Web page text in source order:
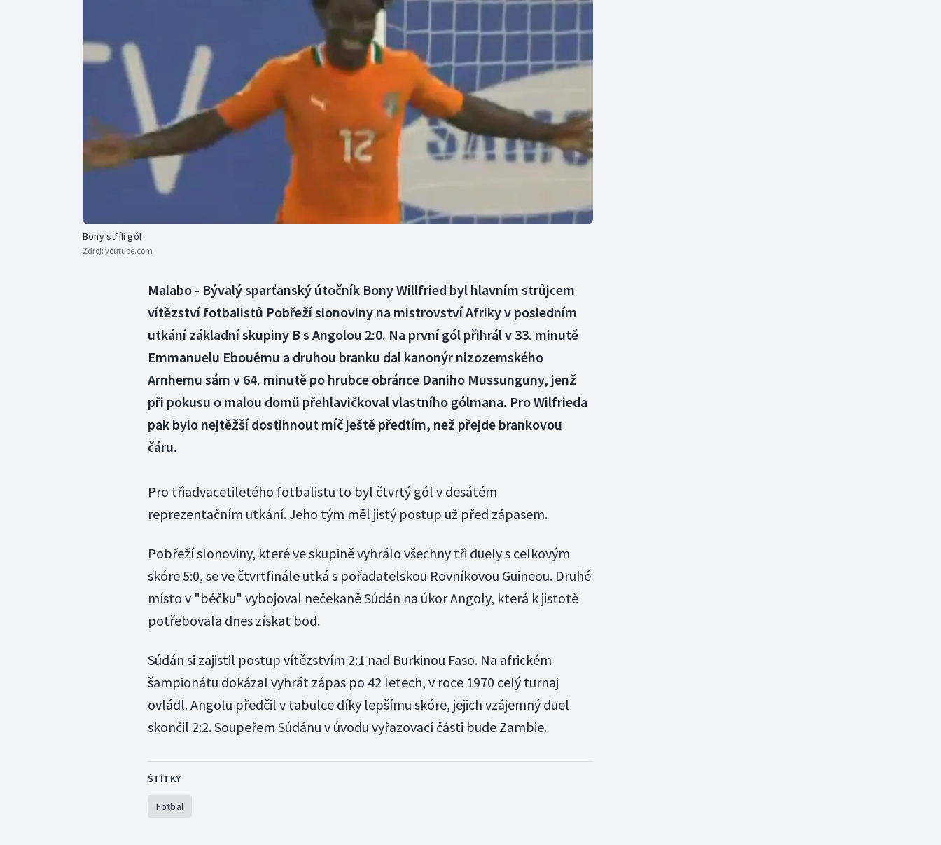
Florbal
Futsal
Golf
Moderní pětiboj
Motorsport
Olympijské hry
Parasport
Plavání
Triatlon
Veslování
Vodní slalom
Ostatní
Bony střílí gól
Zdroj: youtube.com
Malabo - Bývalý sparťanský útočník Bony Willfried byl hlavním strůjcem
vítězství fotbalistů Pobřeží slonoviny na mistrovství Afriky v posledním
utkání základní skupiny B s Angolou 2:0. Na první gól přihrál v 33. minutě
Emmanuelu Ebouému a druhou branku dal kanonýr nizozemského
Arnhemu sám v 64. minutě po hrubce obránce Daniho Mussunguny, jenž
při pokusu o malou domů přehlavičkoval vlastního gólmana. Pro Wilfrieda
pak bylo nejtěžší dostihnout míč ještě předtím, než přejde brankovou
čáru.
Pro třiadvacetiletého fotbalistu to byl čtvrtý gól v desátém
reprezentačním utkání. Jeho tým měl jistý postup už před zápasem.
Pobřeží slonoviny, které ve skupině vyhrálo všechny tři duely s celkovým
skóre 5:0, se ve čtvrtfinále utká s pořadatelskou Rovníkovou Guineou. Druhé
místo v "béčku" vybojoval nečekaně Súdán na úkor Angoly, která k jistotě
potřebovala dnes získat bod.
Súdán si zajistil postup vítězstvím 2:1 nad Burkinou Faso. Na africkém
šampionátu dokázal vyhrát zápas po 42 letech, v roce 1970 celý turnaj
ovládl. Angolu předčil v tabulce díky lepšímu skóre, jejich vzájemný duel
skončil 2:2. Soupeřem Súdánu v úvodu vyřazovací části bude Zambie.
ŠTÍTKY
Fotbal